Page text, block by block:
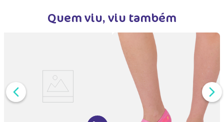
Quem viu, viu também